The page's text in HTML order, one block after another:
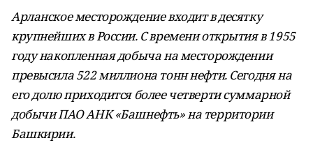
Арланское месторождение входит в десятку
крупнейших в России. С времени открытия в 1955
году накопленная добыча на месторождении
превысила 522 миллиона тонн нефти. Сегодня на
его долю приходится более четверти суммарной
добычи ПАО АНК «Башнефть» на территории
Башкирии.